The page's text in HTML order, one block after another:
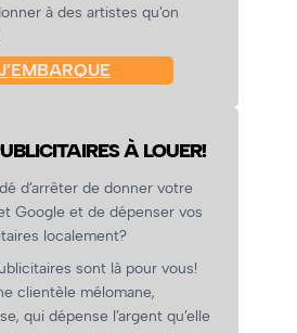
à des artistes qu’on
À LOUER!
d’arrêter de donner votre
Google et de dépenser vos
localement?
sont là pour vous!
clientèle mélomane,
qui dépense l’argent qu’elle